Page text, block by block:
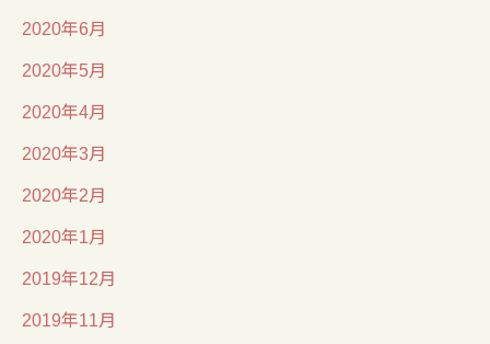
2020年6月
2020年5月
2020年4月
2020年3月
2020年2月
2020年1月
2019年12月
2019年11月